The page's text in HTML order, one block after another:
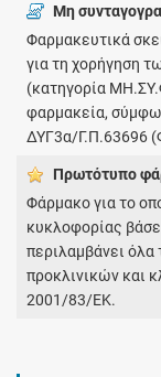
Μη
Φαρμακευτικά
για τη χορήγηση
(κατηγορία
φαρμακεία,
ΔΥΓ3α/Γ.Π.63696
Πρωτότυπο
Φάρμακο για το
κυκλοφορίας
περιλαμβάνει
προκλινικών και
2001/83/ΕΚ.